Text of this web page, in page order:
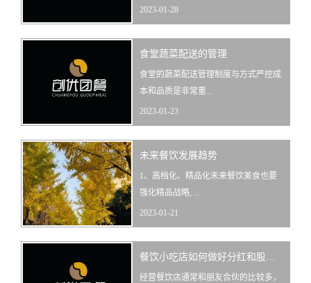
2023-01-28
食堂蔬菜配送的管理
食堂的蔬菜配送管理制度与方式严控成
本和品质是非常重...
2023-01-23
未来餐饮发展趋势
1、高档化、精品化未来餐饮美食也要
强化精品战略, ...
2023-01-21
经营餐饮店通常和朋友合伙的比较多，